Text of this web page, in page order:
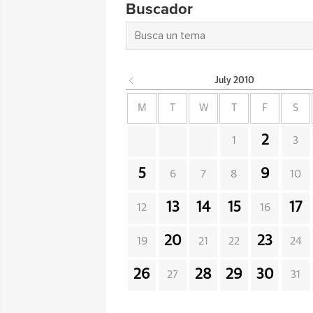
Buscador
July 2010
M W F S
1 2 3
5 6 7 8 9 10
12 13 14 15 16 17
19 20 21 22 23 24
26 27 28 29 30 31